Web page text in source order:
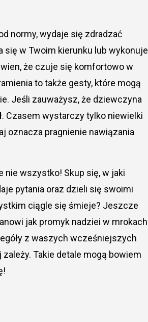
normy, wydaje się zdradzać
się w Twoim kierunku lub wykonuje
że czuje się komfortowo w
to także gesty, które mogą
Jeśli zauważysz, że dziewczyna
. Czasem wystarczy tylko niewielki
oznacza pragnienie nawiązania
nie wszystko! Skup się, w jaki
pytania oraz dzieli się swoimi
ciągle się śmieje? Jeszcze
jak promyk nadziei w mrokach
z waszych wcześniejszych
Takie detale mogą bowiem